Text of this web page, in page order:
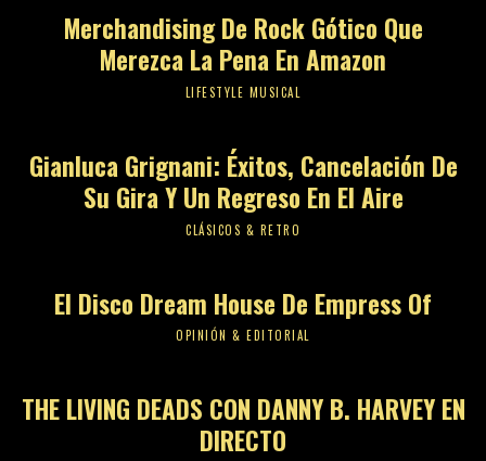
Merchandising De Rock Gótico Que
Merezca La Pena En Amazon
LIFESTYLE MUSICAL
Gianluca Grignani: Éxitos, Cancelación De
Su Gira Y Un Regreso En El Aire
CLÁSICOS & RETRO
El Disco Dream House De Empress Of
OPINIÓN & EDITORIAL
THE LIVING DEADS CON DANNY B. HARVEY EN
DIRECTO